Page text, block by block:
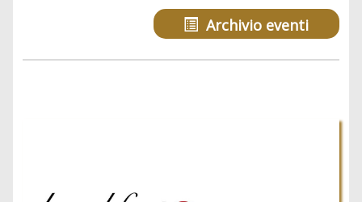
Archivio eventi